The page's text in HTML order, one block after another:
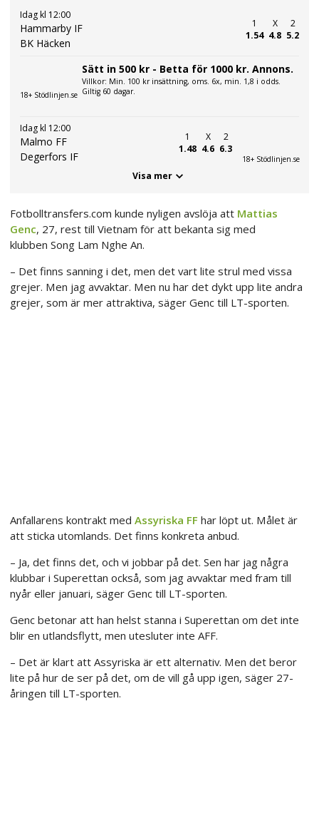
Idag kl 12:00
Hammarby IF
BK Häcken
1
1.54
X
4.8
2
5.2
18+ Stödlinjen.se
Sätt in 500 kr - Betta för 1000 kr. Annons.
Villkor: Min. 100 kr insättning, oms. 6x, min. 1,8 i odds.
Giltig 60 dagar.
Idag kl 12:00
Malmo FF
Degerfors IF
1
1.48
X
4.6
2
6.3
18+ Stödlinjen.se
Visa mer
Fotbolltransfers.com kunde nyligen avslöja att Mattias
Genc, 27, rest till Vietnam för att bekanta sig med
klubben Song Lam Nghe An.
– Det finns sanning i det, men det vart lite strul med vissa
grejer. Men jag avvaktar. Men nu har det dykt upp lite andra
grejer, som är mer attraktiva, säger Genc till LT-sporten.
Anfallarens kontrakt med Assyriska FF har löpt ut. Målet är
att sticka utomlands. Det finns konkreta anbud.
– Ja, det finns det, och vi jobbar på det. Sen har jag några
klubbar i Superettan också, som jag avvaktar med fram till
nyår eller januari, säger Genc till LT-sporten.
Genc betonar att han helst stanna i Superettan om det inte
blir en utlandsflytt, men utesluter inte AFF.
– Det är klart att Assyriska är ett alternativ. Men det beror
lite på hur de ser på det, om de vill gå upp igen, säger 27-
åringen till LT-sporten.